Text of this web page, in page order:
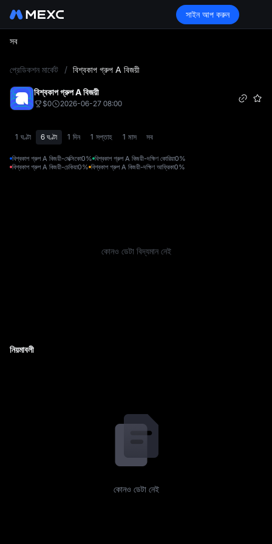
সাইন আপ করুন
সব
প্রেডিকশন মার্কেট / বিশ্বকাপ গ্রুপ A বিজয়ী
বিশ্বকাপ গ্রুপ A বিজয়ী
$0 2026-06-27 08:00
1 ঘণ্টা 6 ঘণ্টা 1 দিন 1 সপ্তাহ 1 মাস সব
বিশ্বকাপ গ্রুপ A বিজয়ী-মেক্সিকো0% বিশ্বকাপ গ্রুপ A বিজয়ী-দক্ষিণ কোরিয়া0%
বিশ্বকাপ গ্রুপ A বিজয়ী-চেকিয়া0% বিশ্বকাপ গ্রুপ A বিজয়ী-দক্ষিণ আফ্রিকা0%
কোনও ডেটা বিদ্যমান নেই
নিয়মাবলী
কোনও ডেটা নেই